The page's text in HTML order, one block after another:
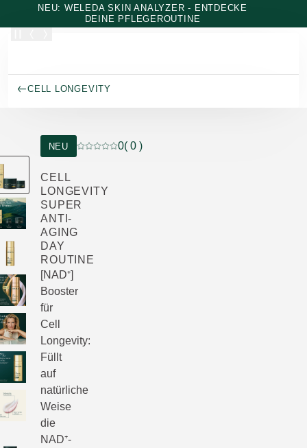
Zum Hauptinhalt wechseln
NEU: WELEDA SKIN ANALYZER - ENTDECKE
DEINE PFLEGEROUTINE
CELL LONGEVITY
NEU
Aktuelle Bewertung: 0 von 5 Sternen bewertet
0( 0 )
CELL
LONGEVITY
SUPER
ANTI-
AGING
DAY
ROUTINE
[NAD⁺]
Booster
für
Cell
Longevity:
Füllt
auf
natürliche
Weise
die
NAD⁺-